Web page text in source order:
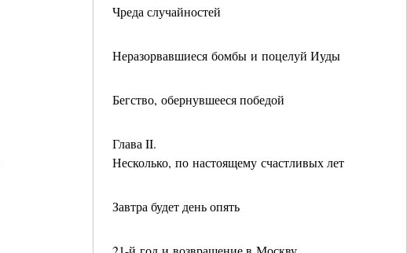
Чреда случайностей
Неразорвавшиеся бомбы и поцелуй Иуды
Бегство, обернувшееся победой
Глава II.
Несколько, по настоящему счастливых лет
Завтра будет день опять